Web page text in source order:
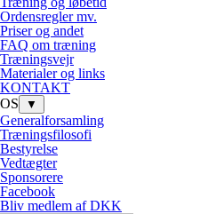
Ordensregler mv.
Priser og andet
FAQ om træning
Træningsvejr
Materialer og links
KONTAKT
OS
▼
Generalforsamling
Træningsfilosofi
Bestyrelse
Vedtægter
Sponsorere
Facebook
Bliv medlem af DKK